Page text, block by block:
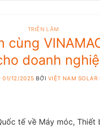
TRIỄN LÃM
doanh
01/12/2025 BỞI VIỆT NAM SOLAR
tế về Máy móc,